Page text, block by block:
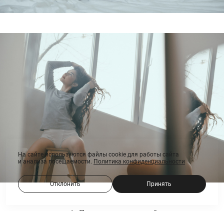
На сайте используются файлы cookie для работы сайта
и анализа посещаемости. Политика конфиденциальности
Отклонить Принять